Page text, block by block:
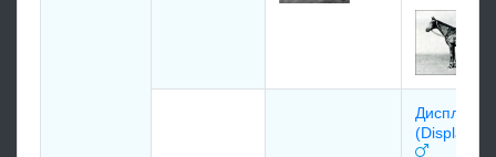
Диcплэй
(Display)